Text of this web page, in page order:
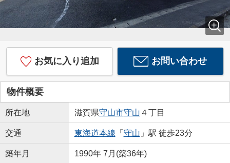
お気に入り追加 お問い合わせ
物件概要
所在地 滋賀県守山市守山 ４丁目
交通 東海道本線 「 守山 」駅 徒歩23分
築年月 1990年 7月(築36年)